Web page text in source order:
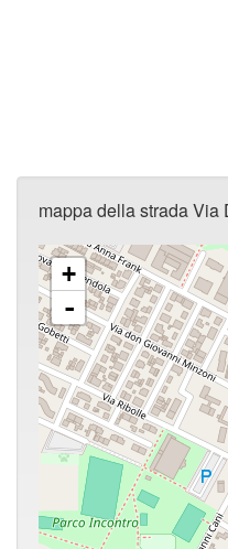
mappa della strada Via
+
-